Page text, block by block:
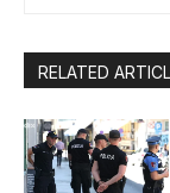
RELATED